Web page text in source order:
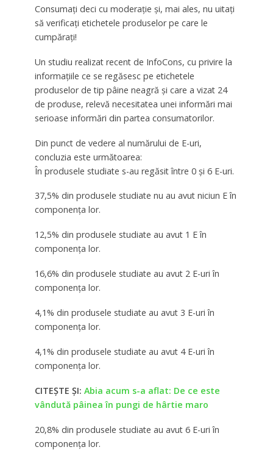
Consumaţi deci cu moderaţie şi, mai ales, nu uitaţi
să verificaţi etichetele produselor pe care le
cumpăraţi!
Un studiu realizat recent de InfoCons, cu privire la
informațiile ce se regăsesc pe etichetele
produselor de tip pâine neagră şi care a vizat 24
de produse, relevă necesitatea unei informări mai
serioase informări din partea consumatorilor.
Din punct de vedere al numărului de E-uri,
concluzia este următoarea:
În produsele studiate s-au regăsit între 0 și 6 E-uri.
37,5% din produsele studiate nu au avut niciun E în
componența lor.
12,5% din produsele studiate au avut 1 E în
componența lor.
16,6% din produsele studiate au avut 2 E-uri în
componența lor.
4,1% din produsele studiate au avut 3 E-uri în
componența lor.
4,1% din produsele studiate au avut 4 E-uri în
componența lor.
CITEȘTE ȘI: Abia acum s-a aflat: De ce este
vândută pâinea în pungi de hârtie maro
20,8% din produsele studiate au avut 6 E-uri în
componența lor.